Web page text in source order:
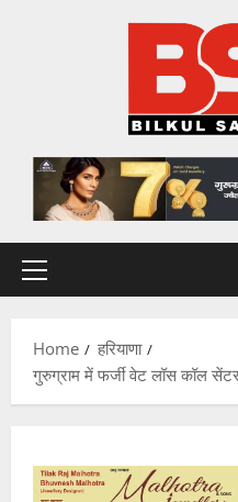
Primary
Home
हरियाणा
गुरुग्राम में फर्जी वेट लॉस कॉल